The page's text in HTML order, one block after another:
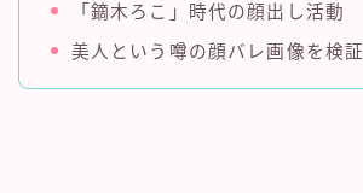
「鏑木ろこ」時代の顔出し活動
美人という噂の顔バレ画像を検証